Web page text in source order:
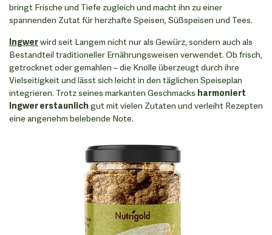
bringt Frische und Tiefe zugleich und macht ihn zu einer
spannenden Zutat für herzhafte Speisen, Süßspeisen und Tees.
Ingwerwird seit Langem nicht nur als Gewürz, sondern auch als
Bestandteil traditioneller Ernährungsweisen verwendet. Ob frisch,
getrocknet oder gemahlen – die Knolle überzeugt durch ihre
Vielseitigkeit und lässt sich leicht in den täglichen Speiseplan
integrieren. Trotz seines markanten Geschmacks harmoniert
Ingwer erstaunlich gut mit vielen Zutaten und verleiht Rezepten
eine angenehm belebende Note.